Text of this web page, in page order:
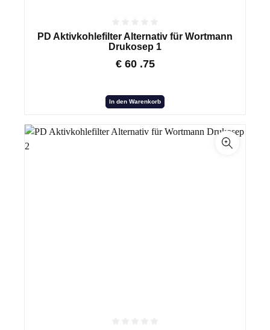
PD Aktivkohlefilter Alternativ für Wortmann
Drukosep 1
€ 60 .75
In den Warenkorb